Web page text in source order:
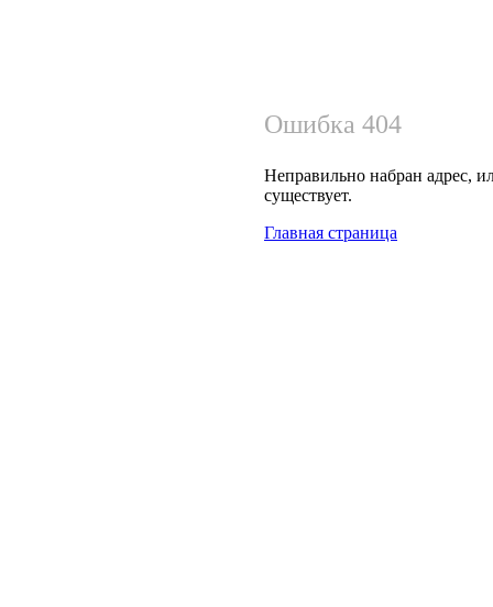
Ошибка 404
Неправильно набран адрес,
существует.
Главная страница